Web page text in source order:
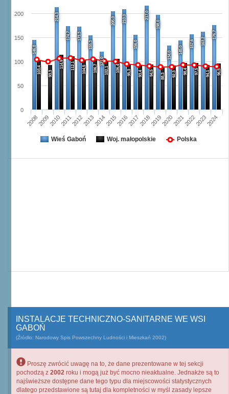
146,0
214,3
174,7
173,3
155,3
121,0
205,0 210,0
156,0
217,0
198,0
134,0
145,0
157,6 163,2
176,7
103,4 93,3
114,9 112,1 104,5 106,7 102,1 106,4 95,3 93,4 94,5 88,3 92,3 98,4 97,5 94,1 96,5
20082009201020112012201320142015201620172018201920202021202220232024
0
50
100
150
200
Wieś Gaboń Woj. małopolskie Polska
INSTALACJE TECHNICZNO-SANITARNE WE WSI
GABOŃ
(Źródło: Narodowy Spis Powszechny Ludności i Mieszkań 2002)
Proszę zwrócić uwagę na to, że dane prezentowane w tej sekcji
pochodzą z 2002 roku i mogą już być mocno nieaktualne. Jednakże są to
najświeższe dostępne dane tego typu dla miejscowości statystycznych
dlatego przedstawione są tutaj dla kompletności w myśl zasady lepsze